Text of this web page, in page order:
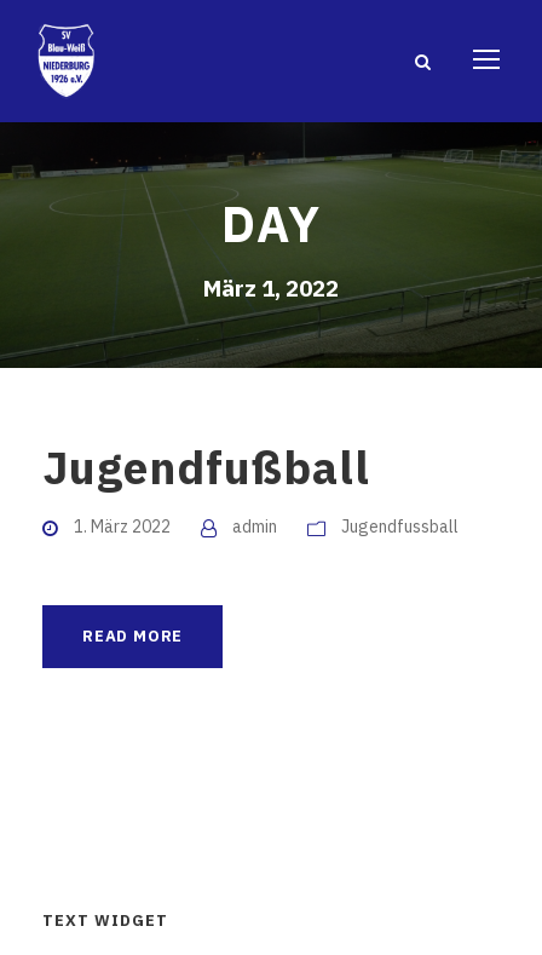
DAY
März 1, 2022
Jugendfußball
1. März 2022 admin Jugendfussball
READ MORE
TEXT WIDGET